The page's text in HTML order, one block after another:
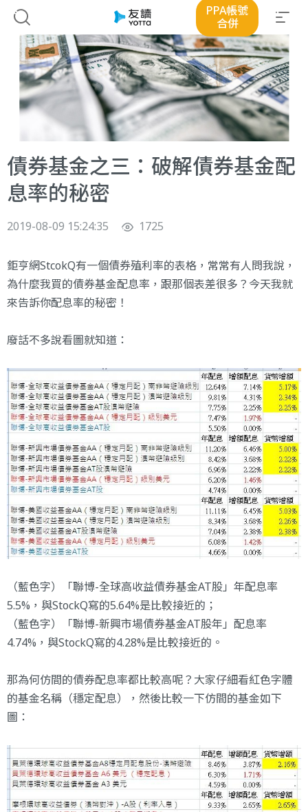
PPA帳號
合併
債券基金之三：破解債券基金配
息率的秘密
2019-08-09 15:24:35 1725
鉅亨網StcokQ有一個債券殖利率的表格 ，常常有人問我說，
為什麼我買的債券基金配息率，跟那個表差很多？今天我就
來告訴你配息率的秘密！
廢話不多說看圖就知道：
（藍色字）「聯博-全球高收益債券基金AT股」年配息率
5.5%，與StockQ寫的5.64%是比較接近的；
（藍色字）「聯博-新興市場債券基金AT股年」配息率
4.74%，與StockQ寫的4.28%是比較接近的。
那為何仿間的債券配息率都比較高呢？大家仔細看紅色字體
的基金名稱（穩定配息），然後比較一下仿間的基金如下
圖：